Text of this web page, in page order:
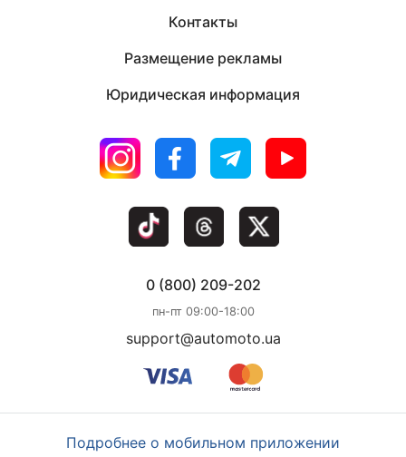
Контакты
Размещение рекламы
Юридическая информация
0 (800) 209-202
пн-пт 09:00-18:00
support@automoto.ua
Подробнее о мобильном приложении